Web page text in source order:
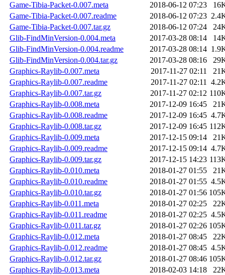
Game-Tibia-Packet-0.007.meta
2018-06-12 07:23
Game-Tibia-Packet-0.007.readme
2018-06-12 07:23
Game-Tibia-Packet-0.007.tar.gz
2018-06-12 07:24
Glib-FindMinVersion-0.004.meta
2017-03-28 08:14
Glib-FindMinVersion-0.004.readme
2017-03-28 08:14
Glib-FindMinVersion-0.004.tar.gz
2017-03-28 08:16
Graphics-Raylib-0.007.meta
2017-11-27 02:11
Graphics-Raylib-0.007.readme
2017-11-27 02:11
Graphics-Raylib-0.007.tar.gz
2017-11-27 02:12
Graphics-Raylib-0.008.meta
2017-12-09 16:45
Graphics-Raylib-0.008.readme
2017-12-09 16:45
Graphics-Raylib-0.008.tar.gz
2017-12-09 16:45
Graphics-Raylib-0.009.meta
2017-12-15 09:14
Graphics-Raylib-0.009.readme
2017-12-15 09:14
Graphics-Raylib-0.009.tar.gz
2017-12-15 14:23
Graphics-Raylib-0.010.meta
2018-01-27 01:55
Graphics-Raylib-0.010.readme
2018-01-27 01:55
Graphics-Raylib-0.010.tar.gz
2018-01-27 01:56
Graphics-Raylib-0.011.meta
2018-01-27 02:25
Graphics-Raylib-0.011.readme
2018-01-27 02:25
Graphics-Raylib-0.011.tar.gz
2018-01-27 02:26
Graphics-Raylib-0.012.meta
2018-01-27 08:45
Graphics-Raylib-0.012.readme
2018-01-27 08:45
Graphics-Raylib-0.012.tar.gz
2018-01-27 08:46
Graphics-Raylib-0.013.meta
2018-02-03 14:18